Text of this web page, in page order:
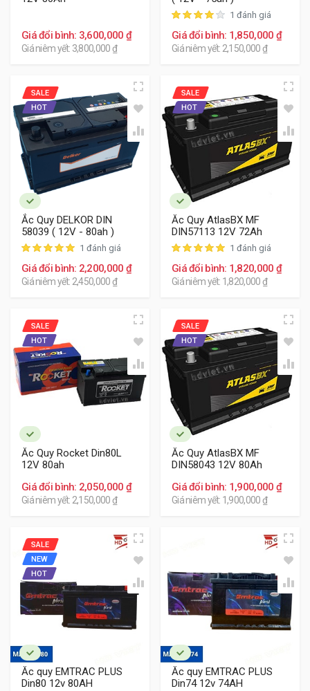
Phân phúc phổ thông
Với khách hàng quan tâm nhiều hơn về chi phí với
hiệu Đức và ắc quy Delkor thương hiệu Hàn Quốc
là sự lựa chọn lý tưởng. Đây là các sản phẩm
động khoảng 2 năm, độ ổn định trong quá trình
sử dụng.
Giá đổi bình: 3,600,000 ₫
Giá niêm yết: 3,800,000 ₫
1 đánh giá
Giá đổi bình: 1,850,000 ₫
Giá niêm yết: 2,150,000 ₫
SALE
HOT
Ắc Quy DELKOR DIN
58039 ( 12V - 80ah )
1 đánh giá
Giá đổi bình: 2,200,000 ₫
Giá niêm yết: 2,450,000 ₫
SALE
HOT
Ắc Quy AtlasBX MF
DIN57113 12V 72Ah
1 đánh giá
Giá đổi bình: 1,820,000 ₫
Giá niêm yết: 1,820,000 ₫
SALE
HOT
Ắc Quy Rocket Din80L
12V 80ah
Giá đổi bình: 2,050,000 ₫
Giá niêm yết: 2,150,000 ₫
SALE
HOT
Ắc Quy AtlasBX MF
DIN58043 12V 80Ah
Giá đổi bình: 1,900,000 ₫
Giá niêm yết: 1,900,000 ₫
SALE
NEW
HOT
Ắc quy EMTRAC PLUS
Din80 12v 80AH
Ắc quy EMTRAC PLUS
Din74 12v 74AH